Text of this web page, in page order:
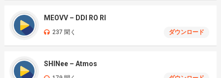
MEOVV – DDI RO RI
237 聞く ダウンロード
SHINee – Atmos